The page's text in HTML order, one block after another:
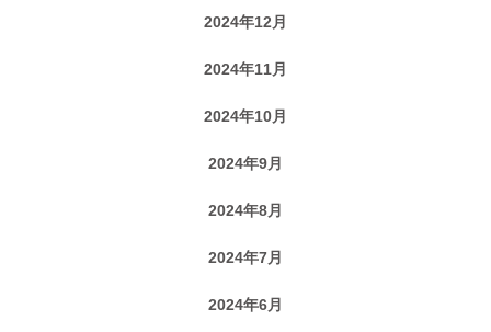
2024年12月
2024年11月
2024年10月
2024年9月
2024年8月
2024年7月
2024年6月